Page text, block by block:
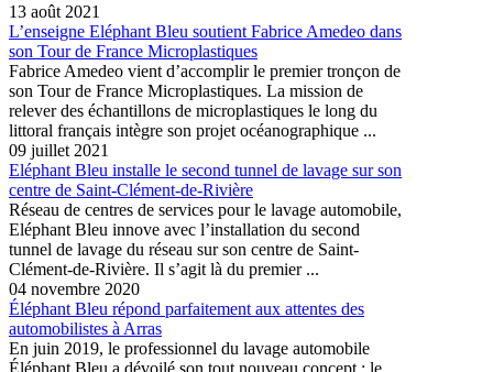
13 août 2021
L’enseigne Eléphant Bleu soutient Fabrice Amedeo dans
son Tour de France Microplastiques
Fabrice Amedeo vient d’accomplir le premier tronçon de
son Tour de France Microplastiques. La mission de
relever des échantillons de microplastiques le long du
littoral français intègre son projet océanographique ...
09 juillet 2021
Eléphant Bleu installe le second tunnel de lavage sur son
centre de Saint-Clément-de-Rivière
Réseau de centres de services pour le lavage automobile,
Eléphant Bleu innove avec l’installation du second
tunnel de lavage du réseau sur son centre de Saint-
Clément-de-Rivière. Il s’agit là du premier ...
04 novembre 2020
Éléphant Bleu répond parfaitement aux attentes des
automobilistes à Arras
En juin 2019, le professionnel du lavage automobile
Éléphant Bleu a dévoilé son tout nouveau concept : le